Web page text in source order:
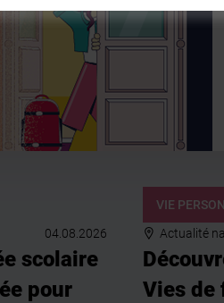
04.08.2026
scolaire
pour
VIE
Actualité
Vies de